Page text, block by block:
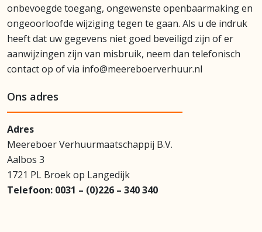
onbevoegde toegang, ongewenste openbaarmaking en
ongeoorloofde wijziging tegen te gaan. Als u de indruk
heeft dat uw gegevens niet goed beveiligd zijn of er
aanwijzingen zijn van misbruik, neem dan telefonisch
contact op of via info@meereboerverhuur.nl
Ons adres
Adres
Meereboer Verhuurmaatschappij B.V.
Aalbos 3
1721 PL Broek op Langedijk
Telefoon: 0031 – (0)226 – 340 340